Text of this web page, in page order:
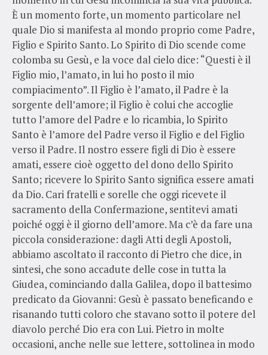
È un momento forte, un momento particolare nel
quale Dio si manifesta al mondo proprio come Padre,
Figlio e Spirito Santo. Lo Spirito di Dio scende come
colomba su Gesù, e la voce dal cielo dice: “Questi è il
Figlio mio, l’amato, in lui ho posto il mio
compiacimento”. Il Figlio è l’amato, il Padre è la
sorgente dell’amore; il Figlio è colui che accoglie
tutto l’amore del Padre e lo ricambia, lo Spirito
Santo è l’amore del Padre verso il Figlio e del Figlio
verso il Padre. Il nostro essere figli di Dio è essere
amati, essere cioè oggetto del dono dello Spirito
Santo; ricevere lo Spirito Santo significa essere amati
da Dio. Cari fratelli e sorelle che oggi ricevete il
sacramento della Confermazione, sentitevi amati
poiché oggi è il giorno dell’amore. Ma c’è da fare una
piccola considerazione: dagli Atti degli Apostoli,
abbiamo ascoltato il racconto di Pietro che dice, in
sintesi, che sono accadute delle cose in tutta la
Giudea, cominciando dalla Galilea, dopo il battesimo
predicato da Giovanni: Gesù è passato beneficando e
risanando tutti coloro che stavano sotto il potere del
diavolo perché Dio era con Lui. Pietro in molte
occasioni, anche nelle sue lettere, sottolinea in modo